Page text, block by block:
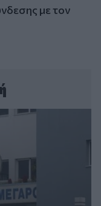
με τον